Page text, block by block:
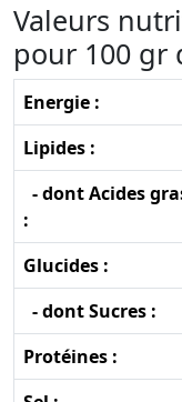
Valeurs
pour 100 gr
Energie :
Lipides :
- dont Acides
:
Glucides :
- dont Sucres :
Protéines :